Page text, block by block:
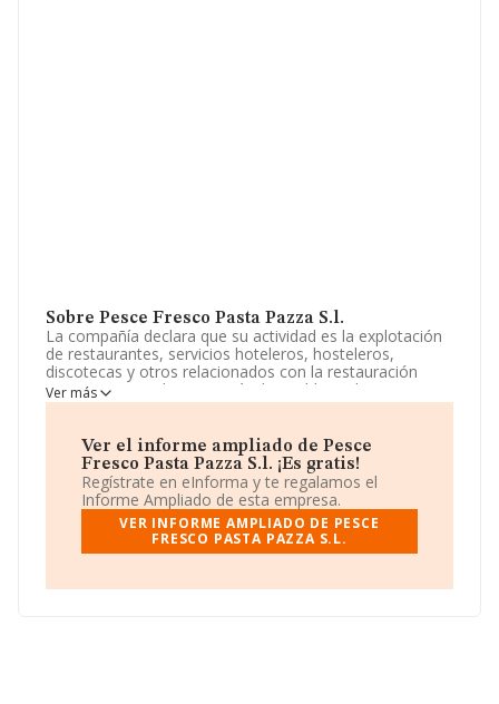
Sobre Pesce Fresco Pasta Pazza S.l.
La compañía declara que su actividad es la explotación
de restaurantes, servicios hoteleros, hosteleros,
discotecas y otros relacionados con la restauración
gastronomica y los espectáculos publicos, la
importación y exportación de productos alimenticios,
Mercantil como Sociedad Limitada. Clasifica su actividad
CNAE como '%cnae%', código 5611. No realiza actividad
de importación y/o exportación.
La empresaPesce Fresco Pasta Pazza S.L, CIF
B67249375, está situada en Calle Pujades núm. 209
Loc, (08005), Barcelona, Cataluña.
En relación con el sector y disponiendo de los datos de
Ver más
Ver el informe ampliado de Pesce
Fresco Pasta Pazza S.l. ¡Es gratis!
Regístrate en eInforma y te regalamos el
Informe Ampliado de esta empresa.
VER INFORME AMPLIADO DE PESCE
FRESCO PASTA PAZZA S.L.